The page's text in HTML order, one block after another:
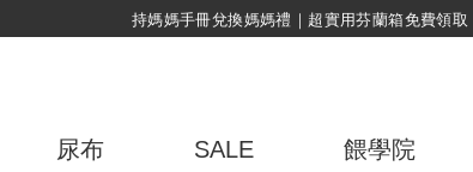
綁定LINE好友，500購物金立即折！
尿布 SALE 餵學院